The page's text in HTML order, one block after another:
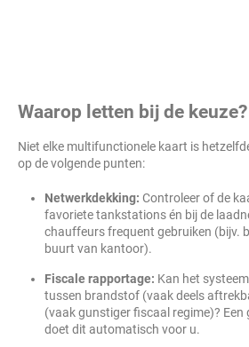
Waarop letten bij de keuze?
Niet elke multifunctionele kaart is
op de volgende punten:
Netwerkdekking: Controleer of de
favoriete tankstations én bij de
chauffeurs frequent gebruiken (bijv.
buurt van kantoor).
Fiscale rapportage: Kan het
tussen brandstof (vaak deels
(vaak gunstiger fiscaal regime)? Een
doet dit automatisch voor u.